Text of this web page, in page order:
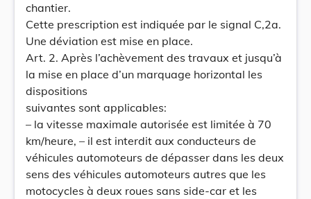
chantier.
Cette prescription est indiquée par le signal C,2a.
Une déviation est mise en place.
Art. 2. Après l’achèvement des travaux et jusqu’à
la mise en place d’un marquage horizontal les
dispositions
suivantes sont applicables:
– la vitesse maximale autorisée est limitée à 70
km/heure, – il est interdit aux conducteurs de
véhicules automoteurs de dépasser dans les deux
sens des véhicules automoteurs autres que les
motocycles à deux roues sans side-car et les